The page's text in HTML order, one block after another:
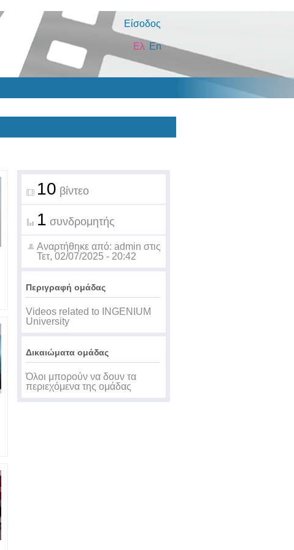
Είσοδος
En
Ελ
10 βίντεο
1 συνδρομητής
Αναρτήθηκε από: admin στις
Τετ, 02/07/2025 - 20:42
Περιγραφή ομάδας
Videos related to INGENIUM
University
Δικαιώματα ομάδας
Όλοι μπορούν να δουν τα
περιεχόμενα της ομάδας